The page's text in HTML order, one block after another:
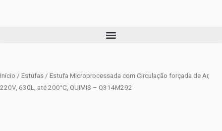
Início / Estufas / Estufa Microprocessada com Circulação forçada de Ar,
220V, 630L, até 200°C, QUIMIS – Q314M292